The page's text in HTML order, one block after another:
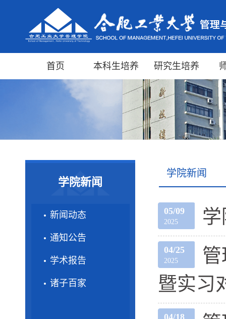
首页 本科生培养 研究生培养
学院新闻
新闻动态
通知公告
学术报告
诸子百家
学院新闻
05/09
2025
04/25
2025
管
暨实习
04/18